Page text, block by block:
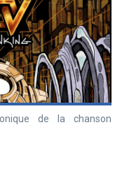
de la chanson